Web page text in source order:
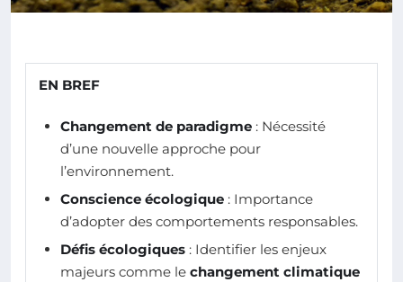
EN BREF
Changement de paradigme : Nécessité
d’une nouvelle approche pour
l’environnement.
Conscience écologique : Importance
d’adopter des comportements responsables.
Défis écologiques : Identifier les enjeux
majeurs comme le changement climatique